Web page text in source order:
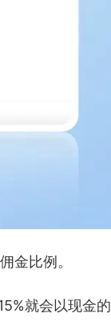
金比例。
就会以现金的